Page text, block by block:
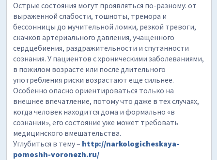
Острые состояния могут проявляться по-разному: от
выраженной слабости, тошноты, тремора и
бессонницы до мучительной ломки, резкой тревоги,
скачков артериального давления, учащенного
сердцебиения, раздражительности и спутанности
сознания. У пациентов с хроническими заболеваниями,
в пожилом возрасте или после длительного
употребления риски возрастают еще сильнее.
Особенно опасно ориентироваться только на
внешнее впечатление, потому что даже в тех случаях,
когда человек находится дома и формально «в
сознании», его состояние уже может требовать
медицинского вмешательства.
Углубиться в тему – http://narkologicheskaya-
pomoshh-voronezh.ru/